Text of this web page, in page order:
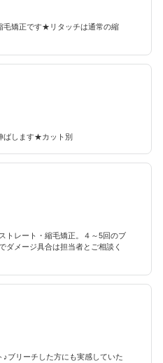
毛矯正です★リタッチは通常の縮
ばします★カット別
トレート・縮毛矯正。４～5回のブ
ダメージ具合は担当者とご相談く
ブリーチした方にも実感していた